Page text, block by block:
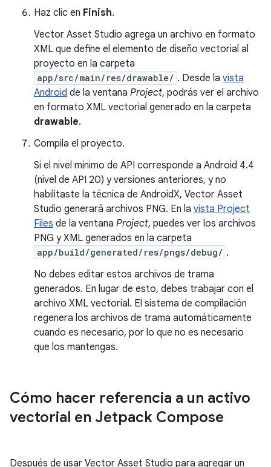
Haz clic en Finish.
Vector Asset Studio agrega un archivo en formato
XML que define el elemento de diseño vectorial al
proyecto en la carpeta
app/src/main/res/drawable/ . Desde la vista
Android de la ventana Project, podrás ver el archivo
en formato XML vectorial generado en la carpeta
drawable.
Compila el proyecto.
Si el nivel mínimo de API corresponde a Android 4.4
(nivel de API 20) y versiones anteriores, y no
habilitaste la técnica de AndroidX, Vector Asset
Studio generará archivos PNG. En la vista Project
Files de la ventana Project, puedes ver los archivos
PNG y XML generados en la carpeta
app/build/generated/res/pngs/debug/ .
No debes editar estos archivos de trama
generados. En lugar de esto, debes trabajar con el
archivo XML vectorial. El sistema de compilación
regenera los archivos de trama automáticamente
cuando es necesario, por lo que no es necesario
que los mantengas.
Cómo hacer referencia a un activo
vectorial en Jetpack Compose
Después de usar Vector Asset Studio para agregar un